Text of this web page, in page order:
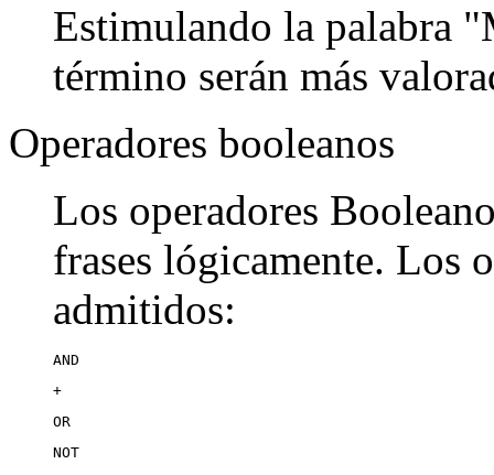
Estimulando la palabra
término serán más
Operadores booleanos
Los operadores
frases lógicamente. Los
admitidos:
AND
+
OR
NOT